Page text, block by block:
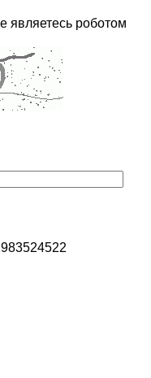
являетесь роботом